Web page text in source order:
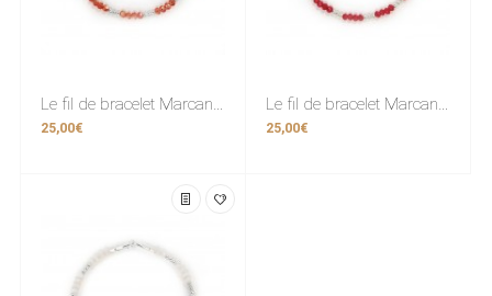
Le fil de bracelet Marcanto Orange
25,00€
Le fil de bracelet Marcanto Rouge
25,00€